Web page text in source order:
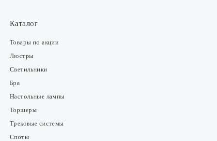
Каталог
Товары по акции
Люстры
Светильники
Бра
Настольные лампы
Торшеры
Трековые системы
Споты